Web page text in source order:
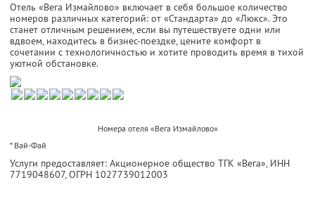
Отель «Вега Измайлово» включает в себя большое количество
номеров различных категорий: от «Стандарта» до «Люкс». Это
станет отличным решением, если вы путешествуете одни или
вдвоем, находитесь в бизнес-поездке, цените комфорт в
сочетании с технологичностью и хотите проводить время в тихой
уютной обстановке.
Номера отеля «Вега Измайлово»
* Вай-Фай
Услуги предоставляет: Акционерное общество ТГК «Вега», ИНН
7719048607, ОГРН 1027739012003